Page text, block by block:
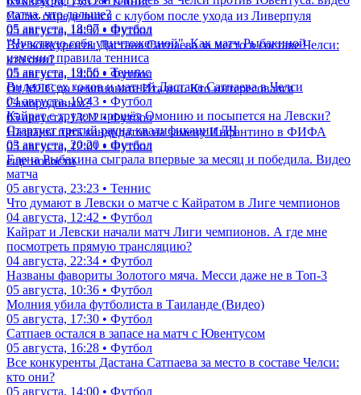
Салах определился с клубом после ухода из Ливерпуля
05 августа, 14:50 • Футбол
Все конкуренты Дастана Сатпаева за место в составе Челси:
кто они?
05 августа, 14:00 • Футбол
От МЛС до чемпионата Италии. Кто интересовался
Самородовым?
05 августа, 13:12 • Футбол
Названы пять кандидатов на замену Инфантино в ФИФА
05 августа, 12:01 • Футбол
еще новости
матча, что дальше?
05 августа, 18:07 • Футбол
"Чувствую себя уничтоженной". Как матч Рыбакиной
изменил правила тенниса
05 августа, 19:56 • Теннис
Видео всех голов и матчей Дастана Сатпаева в Челси
04 августа, 19:43 • Футбол
Кайрат с трудом прошёл Омонию и посыпется на Левски?
Стартует третий раунд квалификации ЛЧ
03 августа, 20:20 • Футбол
Елена Рыбакина сыграла впервые за месяц и победила. Видео
матча
05 августа, 23:23 • Теннис
Что думают в Левски о матче с Кайратом в Лиге чемпионов
04 августа, 12:42 • Футбол
Кайрат и Левски начали матч Лиги чемпионов. А где мне
посмотреть прямую трансляцию?
04 августа, 22:34 • Футбол
Названы фавориты Золотого мяча. Месси даже не в Топ-3
05 августа, 10:36 • Футбол
Молния убила футболиста в Таиланде (Видео)
05 августа, 17:30 • Футбол
Сатпаев остался в запасе на матч с Ювентусом
05 августа, 16:28 • Футбол
Все конкуренты Дастана Сатпаева за место в составе Челси:
кто они?
05 августа, 14:00 • Футбол